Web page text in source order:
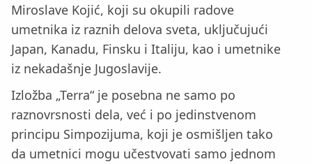
Miroslave Kojić, koji su okupili radove
umetnika iz raznih delova sveta, uključujući
Japan, Kanadu, Finsku i Italiju, kao i umetnike
iz nekadašnje Jugoslavije.
Izložba „Terra“ je posebna ne samo po
raznovrsnosti dela, već i po jedinstvenom
principu Simpozijuma, koji je osmišljen tako
da umetnici mogu učestvovati samo jednom